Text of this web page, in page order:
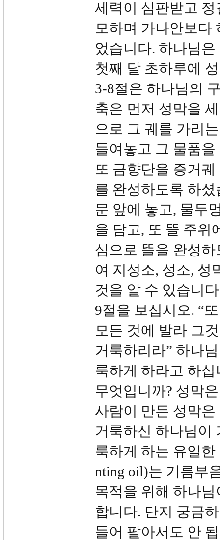
세력이 심판받고
모하며 가나안보다
었습니다. 하나님
첫째 달 초하루에
3-8절은 하나님의
축은 먼저 성막을
으로 그 궤를 가리
들여놓고 그 물품
또 금향단을 증거
를 완성하도록 하
문 앞에 놓고, 물두
을 담고, 또 뜰 주위
심으로 뜰을 완성
여 지성소, 성소, 성
것을 알 수 있습니
9절을 보십시오. “
모든 것에 발라 그
거룩하리라” 하나
룩하게 하라고 하
무엇입니까? 성막
사람이 만든 성막
거룩하신 하나님이
룩하게 하는 유일
nting oil)는 기름부
목적을 위해 하나
합니다. 단지 궁금
들어 팔아서도 안